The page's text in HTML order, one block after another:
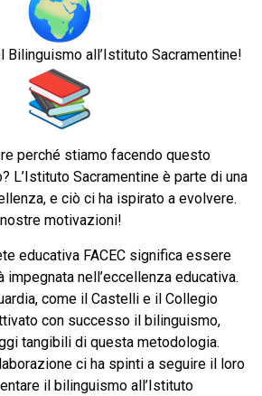
Bilinguismo all’Istituto Sacramentine!
perché stiamo facendo questo
L’Istituto Sacramentine è parte di una
e ciò ci ha ispirato a evolvere.
motivazioni!
educativa FACEC significa essere
impegnata nell’eccellenza educativa.
come il Castelli e il Collegio
con successo il bilinguismo,
tangibili di questa metodologia.
ci ha spinti a seguire il loro
il bilinguismo all’Istituto